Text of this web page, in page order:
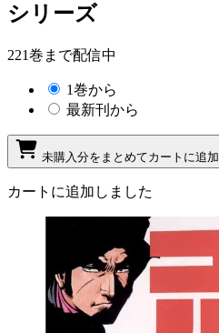
シリーズ
221巻まで配信中
1巻から
最新刊から
未購入分をまとめてカートに追加
カートに追加しました